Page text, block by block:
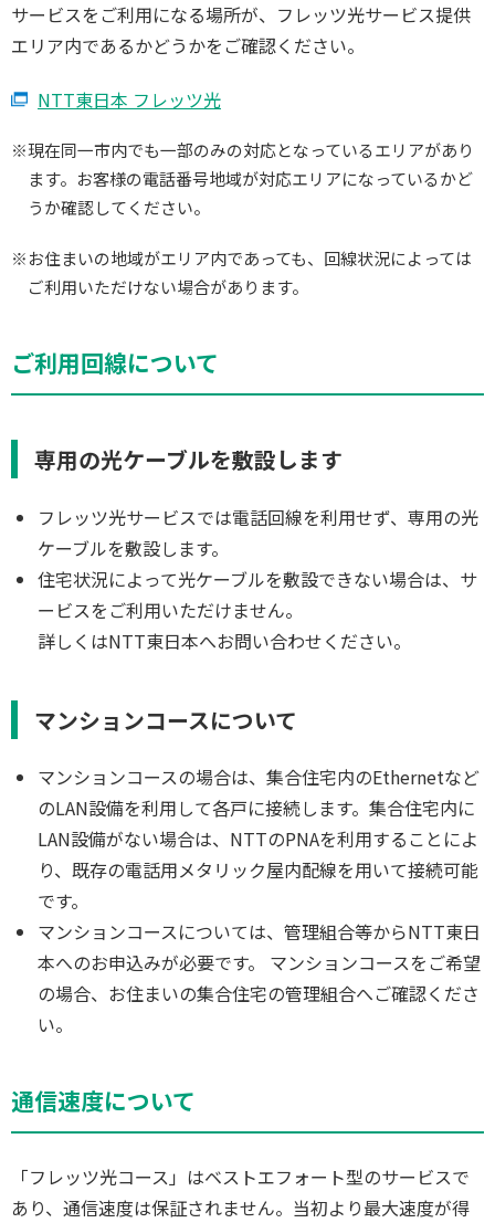
サービスをご利用になる場所が、フレッツ光サービス提供
エリア内であるかどうかをご確認ください。
NTT東日本 フレッツ光
※現在同一市内でも一部のみの対応となっているエリアがあり
ます。お客様の電話番号地域が対応エリアになっているかど
うか確認してください。
※お住まいの地域がエリア内であっても、回線状況によっては
ご利用いただけない場合があります。
ご利用回線について
専用の光ケーブルを敷設します
フレッツ光サービスでは電話回線を利用せず、専用の光
ケーブルを敷設します。
住宅状況によって光ケーブルを敷設できない場合は、サ
ービスをご利用いただけません。
詳しくはNTT東日本へお問い合わせください。
マンションコースについて
マンションコースの場合は、集合住宅内のEthernetなど
のLAN設備を利用して各戸に接続します。集合住宅内に
LAN設備がない場合は、NTTのPNAを利用することによ
り、既存の電話用メタリック屋内配線を用いて接続可能
です。
マンションコースについては、管理組合等からNTT東日
本へのお申込みが必要です。 マンションコースをご希望
の場合、お住まいの集合住宅の管理組合へご確認くださ
い。
通信速度について
「フレッツ光コース」はベストエフォート型のサービスで
あり、通信速度は保証されません。当初より最大速度が得